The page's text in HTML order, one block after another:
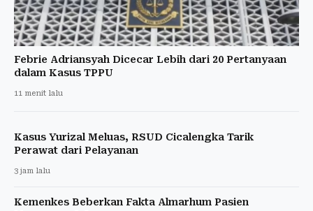
Febrie Adriansyah Dicecar Lebih dari 20 Pertanyaan
dalam Kasus TPPU
11 menit lalu
Kasus Yurizal Meluas, RSUD Cicalengka Tarik
Perawat dari Pelayanan
3 jam lalu
Kemenkes Beberkan Fakta Almarhum Pasien